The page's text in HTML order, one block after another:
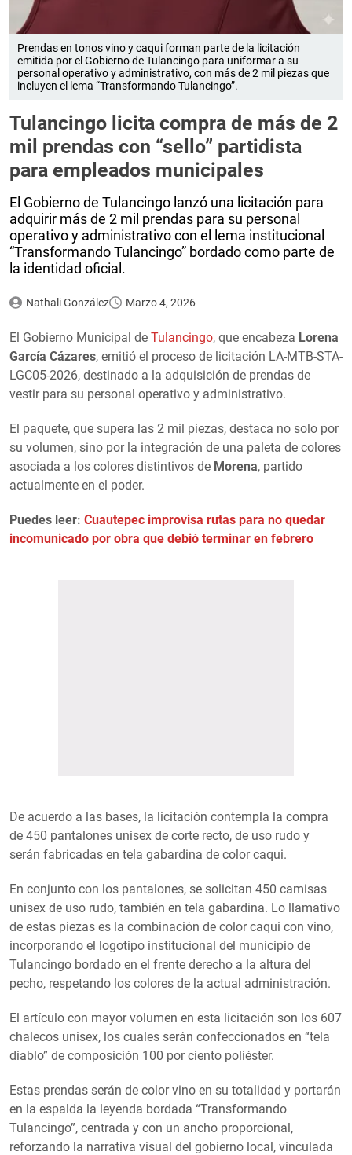
Prendas en tonos vino y caqui forman parte de la licitación
emitida por el Gobierno de Tulancingo para uniformar a su
personal operativo y administrativo, con más de 2 mil piezas que
incluyen el lema “Transformando Tulancingo”.
Tulancingo licita compra de más de 2
mil prendas con “sello” partidista
para empleados municipales
El Gobierno de Tulancingo lanzó una licitación para
adquirir más de 2 mil prendas para su personal
operativo y administrativo con el lema institucional
“Transformando Tulancingo” bordado como parte de
la identidad oficial.
Nathali González Marzo 4, 2026
El Gobierno Municipal de Tulancingo, que encabeza Lorena
García Cázares, emitió el proceso de licitación LA-MTB-STA-
LGC05-2026, destinado a la adquisición de prendas de
vestir para su personal operativo y administrativo.
El paquete, que supera las 2 mil piezas, destaca no solo por
su volumen, sino por la integración de una paleta de colores
asociada a los colores distintivos de Morena, partido
actualmente en el poder.
Puedes leer: Cuautepec improvisa rutas para no quedar
incomunicado por obra que debió terminar en febrero
De acuerdo a las bases, la licitación contempla la compra
de 450 pantalones unisex de corte recto, de uso rudo y
serán fabricadas en tela gabardina de color caqui.
En conjunto con los pantalones, se solicitan 450 camisas
unisex de uso rudo, también en tela gabardina. Lo llamativo
de estas piezas es la combinación de color caqui con vino,
incorporando el logotipo institucional del municipio de
Tulancingo bordado en el frente derecho a la altura del
pecho, respetando los colores de la actual administración.
El artículo con mayor volumen en esta licitación son los 607
chalecos unisex, los cuales serán confeccionados en “tela
diablo” de composición 100 por ciento poliéster.
Estas prendas serán de color vino en su totalidad y portarán
en la espalda la leyenda bordada “Transformando
Tulancingo”, centrada y con un ancho proporcional,
reforzando la narrativa visual del gobierno local, vinculada